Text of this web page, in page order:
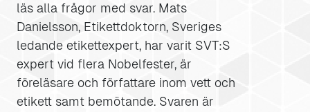
läs alla frågor med svar. Mats
Danielsson, Etikettdoktorn, Sveriges
ledande etikettexpert, har varit SVT:S
expert vid flera Nobelfester, är
föreläsare och författare inom vett och
etikett samt bemötande. Svaren är